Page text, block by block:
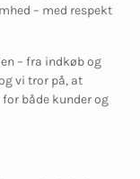
– med respekt
– fra indkøb og
vi tror på, at
både kunder og